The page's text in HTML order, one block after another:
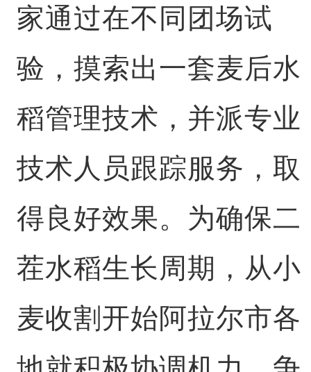
家通过在不同团场试
验，摸索出一套麦后水
稻管理技术，并派专业
技术人员跟踪服务，取
得良好效果。为确保二
茬水稻生长周期，从小
麦收割开始阿拉尔市各